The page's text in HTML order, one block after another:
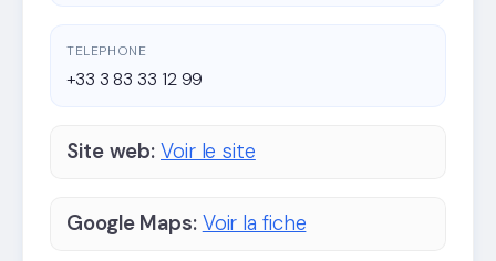
TELEPHONE
+33 3 83 33 12 99
Site web: Voir le site
Google Maps: Voir la fiche